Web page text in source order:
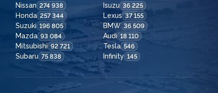
Nissan 274 938 Isuzu 36 225
Honda 257 344 Lexus 37 155
Suzuki 196 805 BMW 36 509
Mazda 93 084 Audi 18 110
Mitsubishi 92 721 Tesla 546
Subaru 75 838 Infinity 145